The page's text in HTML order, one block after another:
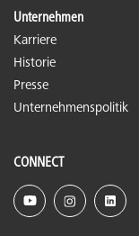
Unternehmen
Karriere
Historie
Presse
Unternehmenspolitik
CONNECT